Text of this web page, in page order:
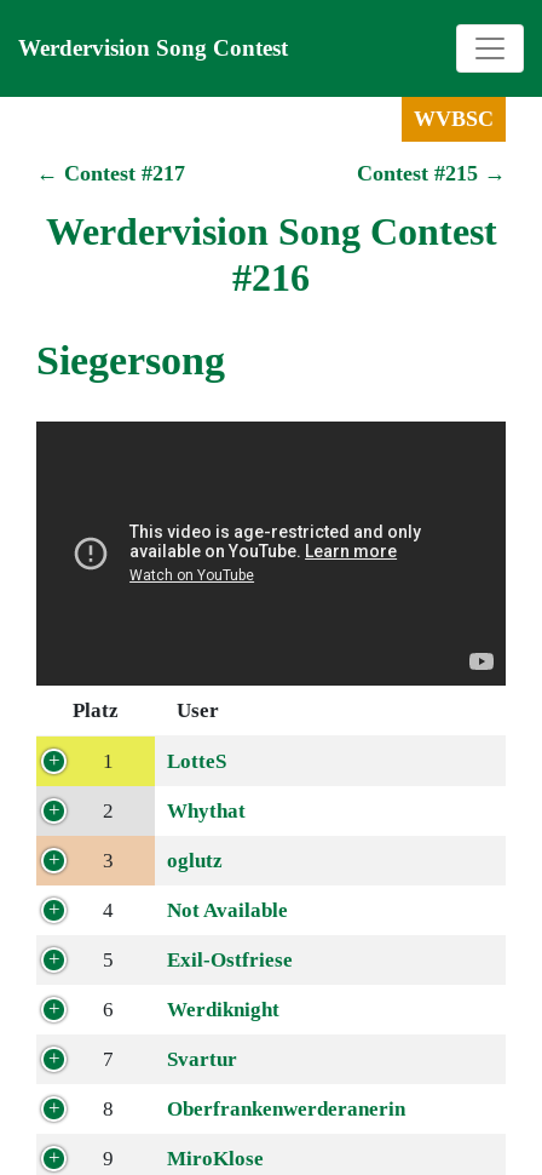
Werdervision Song Contest
WVBSC
Contest #215 →
← Contest #217
Werdervision Song Contest
#216
Siegersong
Platz User
1 LotteS
2 Whythat
3 oglutz
4 Not Available
5 Exil-Ostfriese
6 Werdiknight
7 Svartur
8 Oberfrankenwerderanerin
9 MiroKlose